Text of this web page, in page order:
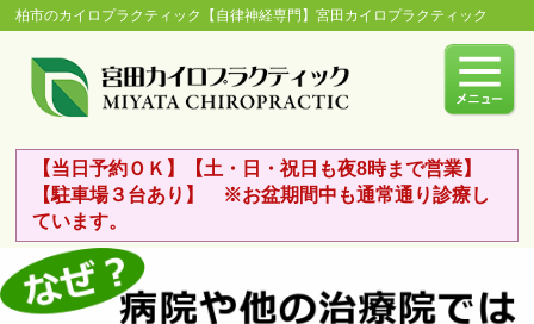
柏市のカイロプラクティック【自律神経専門】宮田カイロプラクティック
【当日予約ＯＫ】【土・日・祝日も夜8時まで営業】
【駐車場３台あり】 ※お盆期間中も通常通り診療し
ています。